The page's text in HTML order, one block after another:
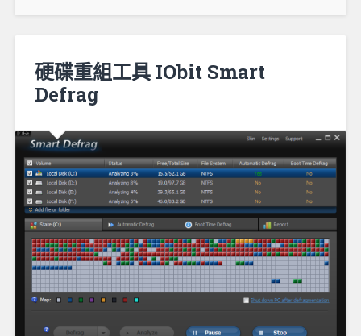
硬碟重組工具 IObit Smart
Defrag